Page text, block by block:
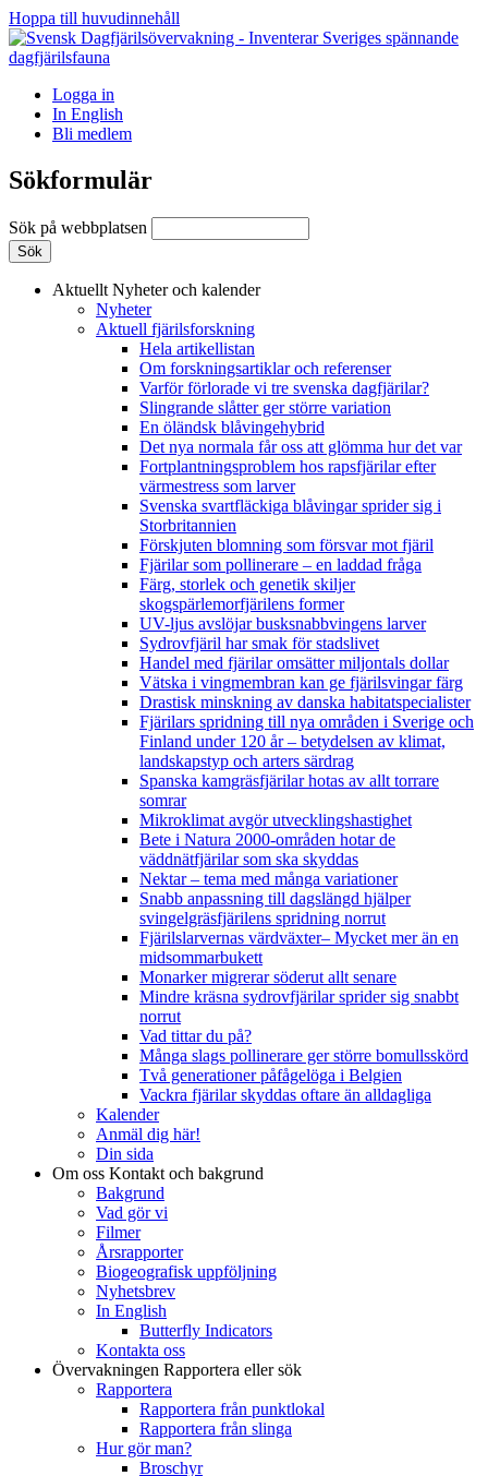
Hoppa till huvudinnehåll
Logga in
In English
Bli medlem
Sökformulär
Sök på webbplatsen
Aktuellt Nyheter och kalender
Nyheter
Aktuell fjärilsforskning
Hela artikellistan
Om forskningsartiklar och referenser
Varför förlorade vi tre svenska dagfjärilar?
Slingrande slåtter ger större variation
En öländsk blåvingehybrid
Det nya normala får oss att glömma hur det var
Fortplantningsproblem hos rapsfjärilar efter
värmestress som larver
Svenska svartfläckiga blåvingar sprider sig i
Storbritannien
Förskjuten blomning som försvar mot fjäril
Fjärilar som pollinerare – en laddad fråga
Färg, storlek och genetik skiljer
skogspärlemorfjärilens former
UV-ljus avslöjar busksnabbvingens larver
Sydrovfjäril har smak för stadslivet
Handel med fjärilar omsätter miljontals dollar
Vätska i vingmembran kan ge fjärilsvingar färg
Drastisk minskning av danska habitatspecialister
Fjärilars spridning till nya områden i Sverige och
Finland under 120 år– betydelsen av klimat,
landskapstyp och arters särdrag
Spanska kamgräsfjärilar hotas av allt torrare
somrar
Mikroklimat avgör utvecklingshastighet
Bete i Natura 2000-områden hotar de
väddnätfjärilar som ska skyddas
Nektar – tema med många variationer
Snabb anpassning till dagslängd hjälper
svingelgräsfjärilens spridning norrut
Fjärilslarvernas värdväxter– Mycket mer än en
midsommarbukett
Monarker migrerar söderut allt senare
Mindre kräsna sydrovfjärilar sprider sig snabbt
norrut
Vad tittar du på?
Många slags pollinerare ger större bomullsskörd
Två generationer påfågelöga i Belgien
Vackra fjärilar skyddas oftare än alldagliga
Kalender
Anmäl dig här!
Din sida
Om oss Kontakt och bakgrund
Bakgrund
Vad gör vi
Filmer
Årsrapporter
Biogeografisk uppföljning
Nyhetsbrev
In English
Butterfly Indicators
Kontakta oss
Övervakningen Rapportera eller sök
Rapportera
Rapportera från punktlokal
Rapportera från slinga
Hur gör man?
Broschyr